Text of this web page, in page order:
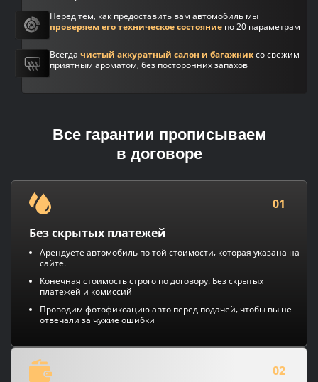
Перед тем, как предоставить вам автомобиль мы
проверяем его техническое состояние по 20 параметрам
Всегда чистый аккуратный салон и багажниксо свежим
приятным ароматом, без посторонних запахов
Все гарантии прописываем
в договоре
01
Без скрытых платежей
Арендуете автомобиль по той стоимости, которая указана на
сайте.
Конечная стоимость строго по договору. Без скрытых
платежей и комиссий
Проводим фотофиксацию авто перед подачей, чтобы вы не
отвечали за чужие ошибки
02